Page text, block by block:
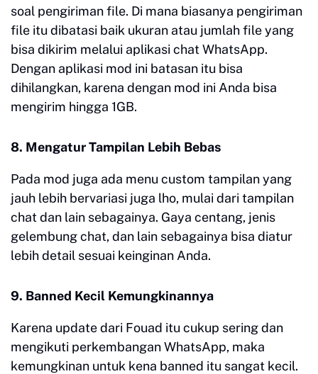
soal pengiriman file. Di mana biasanya pengiriman
file itu dibatasi baik ukuran atau jumlah file yang
bisa dikirim melalui aplikasi chat WhatsApp.
Dengan aplikasi mod ini batasan itu bisa
dihilangkan, karena dengan mod ini Anda bisa
mengirim hingga 1GB.
8. Mengatur Tampilan Lebih Bebas
Pada mod juga ada menu custom tampilan yang
jauh lebih bervariasi juga lho, mulai dari tampilan
chat dan lain sebagainya. Gaya centang, jenis
gelembung chat, dan lain sebagainya bisa diatur
lebih detail sesuai keinginan Anda.
9. Banned Kecil Kemungkinannya
Karena update dari Fouad itu cukup sering dan
mengikuti perkembangan WhatsApp, maka
kemungkinan untuk kena banned itu sangat kecil.